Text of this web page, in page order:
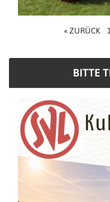
« ZURÜCK
BITTE